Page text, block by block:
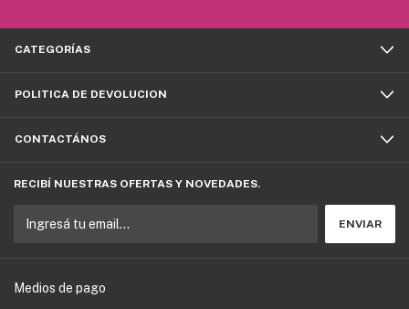
CATEGORÍAS
POLITICA DE DEVOLUCION
CONTACTÁNOS
RECIBÍ NUESTRAS OFERTAS Y NOVEDADES.
Medios de pago